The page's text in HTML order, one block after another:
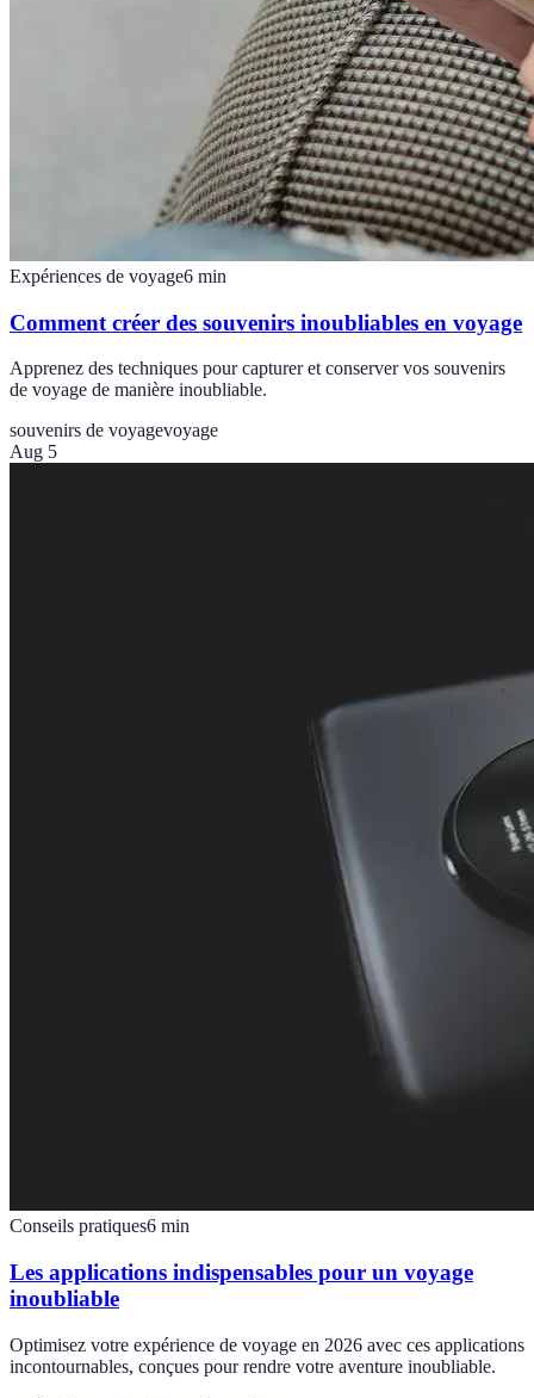
Expériences de voyage6 min
Comment créer des souvenirs inoubliables en voyage
Apprenez des techniques pour capturer et conserver vos souvenirs
de voyage de manière inoubliable.
souvenirs de voyagevoyage
Aug 5
Conseils pratiques6 min
Les applications indispensables pour un voyage
inoubliable
Optimisez votre expérience de voyage en 2026 avec ces applications
incontournables, conçues pour rendre votre aventure inoubliable.